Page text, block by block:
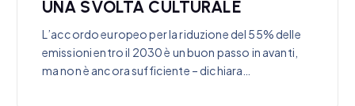
UNA SVOLTA CULTURALE
L’accordo europeo per la riduzione del 55% delle
emissioni entro il 2030 è un buon passo in avanti,
ma non è ancora sufficiente – dichiara…